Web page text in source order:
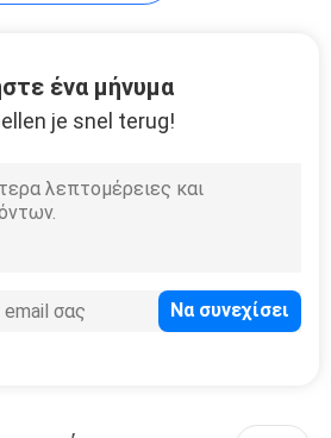
ένα μήνυμα
je snel terug!